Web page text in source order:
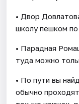
• Двор
школу пешком
• Парадная
туда можно
• По пути вы
обычно